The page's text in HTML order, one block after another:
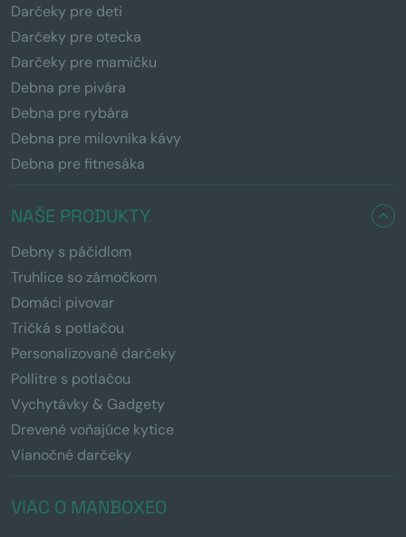
Darčeky pre deti
Darčeky pre otecka
Darčeky pre mamičku
Debna pre pivára
Debna pre rybára
Debna pre milovníka kávy
Debna pre fitnesáka
NAŠE PRODUKTY
Debny s páčidlom
Truhlice so zámočkom
Domáci pivovar
Tričká s potlačou
Personalizované darčeky
Pollitre s potlačou
Vychytávky & Gadgety
Drevené voňajúce kytice
Vianočné darčeky
VIAC O MANBOXEO